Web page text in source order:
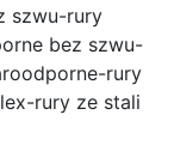
szwu-rury
bez szwu-
rury
rury ze stali